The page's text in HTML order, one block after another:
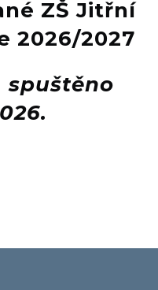
ZŠ Jitřní
2026/2027